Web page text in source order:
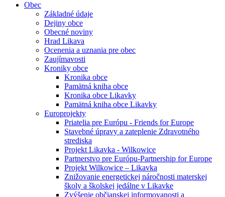
Obec
Základné údaje
Dejiny obce
Obecné noviny
Hrad Likava
Ocenenia a uznania pre obec
Zaujímavosti
Kroniky obce
Kronika obce
Pamätná kniha obce
Kronika obce Likavky
Pamätná kniha obce Likavky
Europrojekty
Priatelia pre Európu - Friends for Europe
Stavebné úpravy a zateplenie Zdravotného
strediska
Projekt Likavka - Wilkowice
Partnerstvo pre Európu-Partnership for Europe
Projekt Wilkowice – Likavka
Znižovanie energetickej náročnosti materskej
školy a školskej jedálne v Likavke
Zvýšenie občianskej informovanosti a